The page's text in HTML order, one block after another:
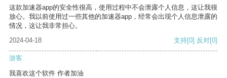
这款加速器app的安全性很高，使用过程中不会泄露个人信息，这让我很
放心。我以前使用过一些其他的加速器app，经常会出现个人信息泄露的
情况，这让我非常担心。
2024-04-18
支持[0] 反对[0]
游客
我喜欢这个软件 作者加油